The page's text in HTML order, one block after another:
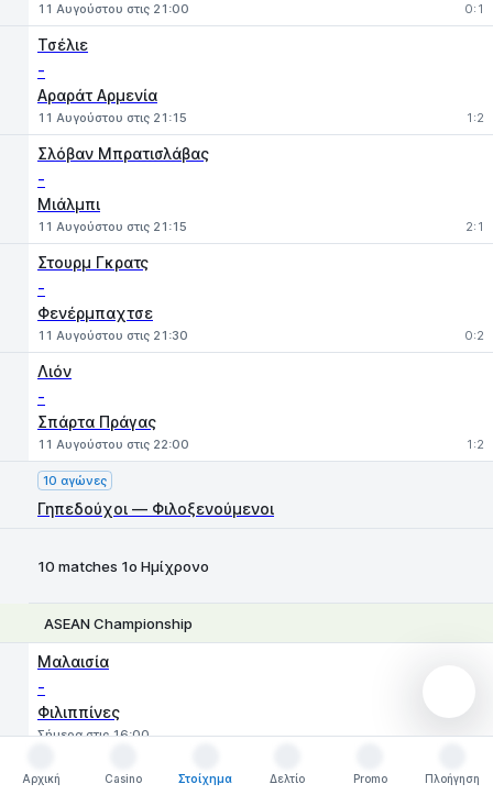
11 Αυγούστου στις 21:00 0:1
Τσέλιε
-
Αραράτ Αρμενία
11 Αυγούστου στις 21:15 1:2
Σλόβαν Μπρατισλάβας
-
Μιάλμπι
11 Αυγούστου στις 21:15 2:1
Στουρμ Γκρατς
-
Φενέρμπαχτσε
11 Αυγούστου στις 21:30 0:2
Λιόν
-
Σπάρτα Πράγας
11 Αυγούστου στις 22:00 1:2
10 αγώνες
Γηπεδούχοι — Φιλοξενούμενοι
10 matches 1ο Ημίχρονο
ASEAN Championship
Μαλαισία
-
Φιλιππίνες
Σήμερα στις 16:00
Ταϊλάνδη
Αρχική
Casino
Στοίχημα
Δελτίο
Promo
Πλοήγηση